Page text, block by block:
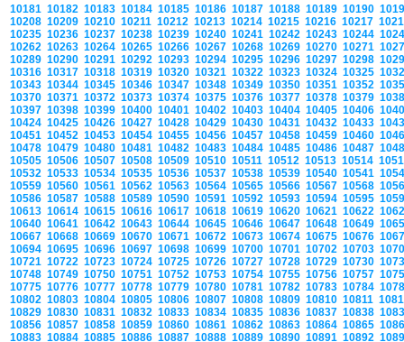
10181 10182 10183 10184 10185 10186 10187 10188 10189 10190
10208 10209 10210 10211 10212 10213 10214 10215 10216 10217
10235 10236 10237 10238 10239 10240 10241 10242 10243 10244
10262 10263 10264 10265 10266 10267 10268 10269 10270 10271
10289 10290 10291 10292 10293 10294 10295 10296 10297 10298
10316 10317 10318 10319 10320 10321 10322 10323 10324 10325
10343 10344 10345 10346 10347 10348 10349 10350 10351 10352
10370 10371 10372 10373 10374 10375 10376 10377 10378 10379
10397 10398 10399 10400 10401 10402 10403 10404 10405 10406
10424 10425 10426 10427 10428 10429 10430 10431 10432 10433
10451 10452 10453 10454 10455 10456 10457 10458 10459 10460
10478 10479 10480 10481 10482 10483 10484 10485 10486 10487
10505 10506 10507 10508 10509 10510 10511 10512 10513 10514
10532 10533 10534 10535 10536 10537 10538 10539 10540 10541
10559 10560 10561 10562 10563 10564 10565 10566 10567 10568
10586 10587 10588 10589 10590 10591 10592 10593 10594 10595
10613 10614 10615 10616 10617 10618 10619 10620 10621 10622
10640 10641 10642 10643 10644 10645 10646 10647 10648 10649
10667 10668 10669 10670 10671 10672 10673 10674 10675 10676
10694 10695 10696 10697 10698 10699 10700 10701 10702 10703
10721 10722 10723 10724 10725 10726 10727 10728 10729 10730
10748 10749 10750 10751 10752 10753 10754 10755 10756 10757
10775 10776 10777 10778 10779 10780 10781 10782 10783 10784
10802 10803 10804 10805 10806 10807 10808 10809 10810 10811
10829 10830 10831 10832 10833 10834 10835 10836 10837 10838
10856 10857 10858 10859 10860 10861 10862 10863 10864 10865
10883 10884 10885 10886 10887 10888 10889 10890 10891 10892